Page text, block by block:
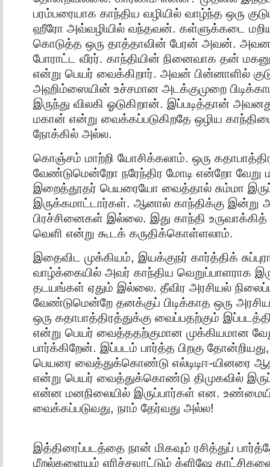
பரம்பரையாக காந்திய வழியில் வாழ்ந்த ஒரு
ஹீரோ அவ்வழியில் வந்தவன். கள்ளுக்கடை
கொடுத்த ஒரு தாத்தாவின் பேரன் அவன்.
போராட்ட வீரர். காந்தியின் நினைவாக தன்
என்று பெயர் வைக்கிறார். அவன் பின்னாளில்
அஹிம்ஸையின் உச்சமான அடக்குமுறை
இருந்து விலகி ஓடுகிறான். இப்படித்தான்
மகான் என்று வைக்கப்படுகிறதே ஒழிய
நோக்கில் அல்ல.
கொஞ்சம் மாற்றி யோசிக்கலாம். ஒரு
வேண்டுமென்றோ நரேந்திர மோடி என்றோ வேறு
இறைத்தூதர் பெயரையோ வைத்தால் சும்மா
இருக்கமாட்டார்கள். ஆனால் காந்திக்கு இன்று
பிரச்சினைகள் இல்லை. இது காந்தி
வெளி என்று கூடக் கருதிக்கொள்ளலாம்.
இதைவிட முக்கியம், இயக்குநர் கார்த்திக்
வாழ்க்கையில் அவர் காந்திய வெறுப்பாளராக
தடயங்கள் ஏதும் இல்லை. தீவிர அரசியல்
வேண்டுமென்றே தனக்குப் பிடிக்காத ஒரு
ஒரு கதாபாத்திரத்துக்கு வைப்பதற்கும்
என்று பெயர் வைத்ததற்குமான முக்கியமான
பார்க்கிறேன். இப்படம் பார்த்த பிறகு
பெயரை வைத்துக்கொண்டு எல்டிடிஈ-யினரை
என்று பெயர் வைத்துக்கொண்டு திமுகவில்
என்ன மனநிலையில் இருப்பார்கள் என.
வைக்கப்படுவது, நாம் தேர்வது அல்ல!
இத்திரைப்படத்தை நான் மிகவும் ரசித்துப்
மீறல்களையும் எரிச்சலூட்டும் க்ளிஷே